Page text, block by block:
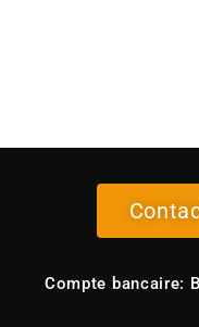
Compte bancaire: